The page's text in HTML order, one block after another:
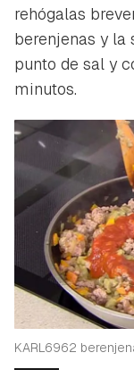
rehógalas
berenjenas y la
punto de sal y
minutos.
KARL6962